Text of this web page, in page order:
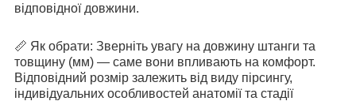
відповідної довжини.
📏 Як обрати: Зверніть увагу на довжину штанги та
товщину (мм) — саме вони впливають на комфорт.
Відповідний розмір залежить від виду пірсингу,
індивідуальних особливостей анатомії та стадії